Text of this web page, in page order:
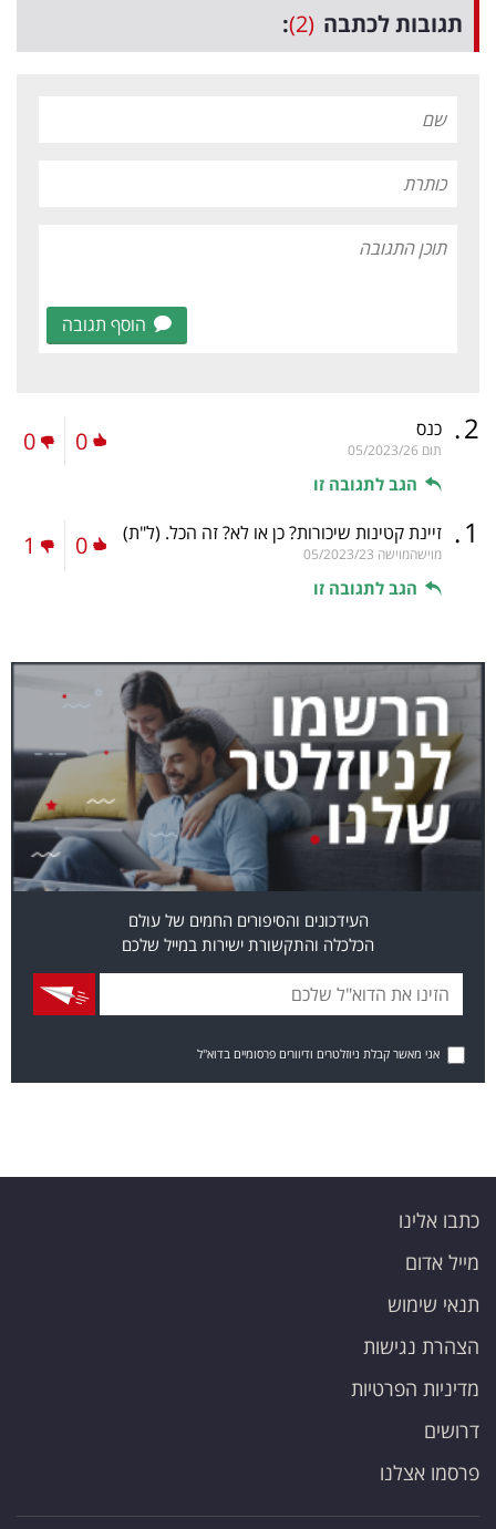
תגובות לכתבה (2)
:
הוסף תגובה
2
. כנס
תום 05/2023/26
הגב לתגובה זו
0
0
1
. זיינת קטינות שיכורות? כן או לא? זה הכל. (ל"ת)
מוישהמוישה 05/2023/23
הגב לתגובה זו
0
1
העידכונים והסיפורים החמים של עולם
הכלכלה והתקשורת ישירות במייל שלכם
אני מאשר קבלת ניוזלטרים ודיוורים פרסומיים בדוא"ל
כתבו אלינו
מייל אדום
תנאי שימוש
הצהרת נגישות
מדיניות הפרטיות
דרושים
פרסמו אצלנו